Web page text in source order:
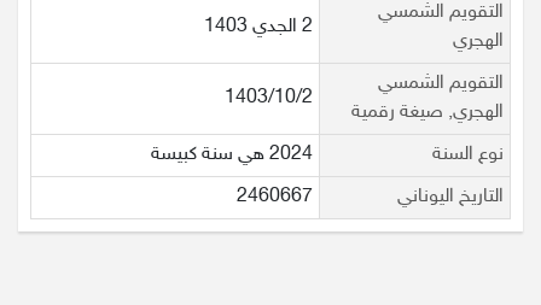
التقويم الشمسي
الهجري
2 الجدي 1403
التقويم الشمسي
الهجري, صيغة رقمية
1403/10/2
نوع السنة
2024 هي سنة كبيسة
التاريخ اليوناني
2460667